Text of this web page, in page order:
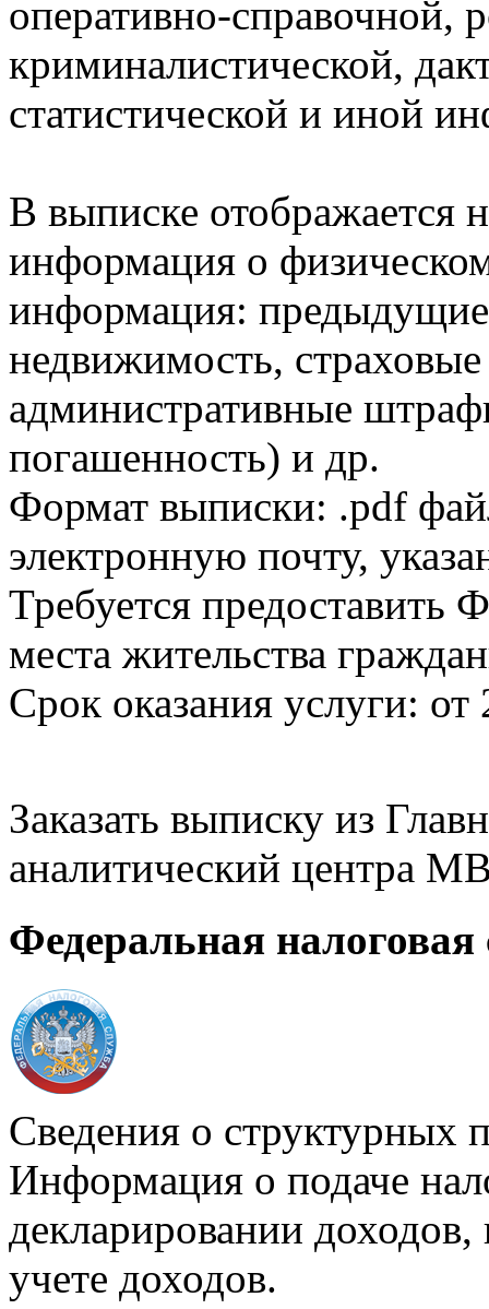
оперативно-справочной,
криминалистической,
статистической и иной
В выписке отображается
информация о
информация:
недвижимость,
административные
погашенность) и др.
Формат выписки: .pdf
электронную почту,
Требуется
места жительства
Срок оказания услуги: от
Заказать выписку из
аналитический центра
Федеральная налоговая
Сведения о структурных
Информация о подаче
декларировании доходов,
учете доходов.